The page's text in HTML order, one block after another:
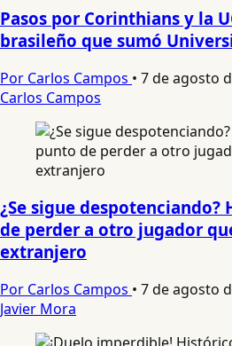
Pasos por Corinthians y la
brasileño que sumó
Por Carlos Campos • 7 de agosto
Carlos Campos
¿Se sigue
de perder a otro jugador
extranjero
Por Carlos Campos • 7 de agosto
Javier Mora